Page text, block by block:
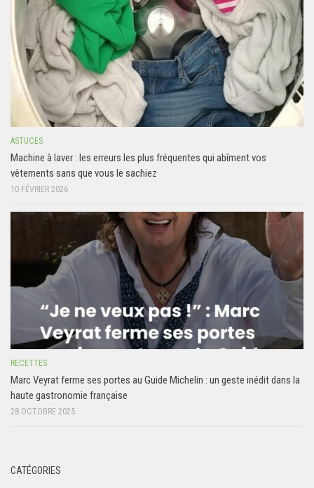
ASTUCES
Machine à laver : les erreurs les plus fréquentes qui abîment vos
vêtements sans que vous le sachiez
10 FÉVRIER 2026
RECETTES
Marc Veyrat ferme ses portes au Guide Michelin : un geste inédit dans la
haute gastronomie française
28 OCTOBRE 2025
CATÉGORIES